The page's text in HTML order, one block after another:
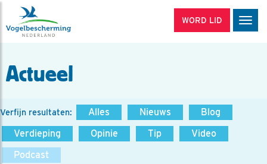
WORD LID
Actueel
Verfijn resultaten: Alles Nieuws
Blog
Verdieping
Opinie Tip
Video
Podcast